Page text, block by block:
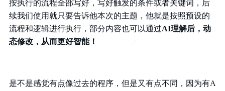
按执行的流程全部写好，写好触发的条件或者关键词，后
续我们使用就只要告诉他本次的主题，他就是按照预设的
流程和逻辑进行执行，部分内容也可以通过AI理解后，动
态修改，从而更好智能！
是不是感觉有点像过去的程序，但是又有点不同，因为有A